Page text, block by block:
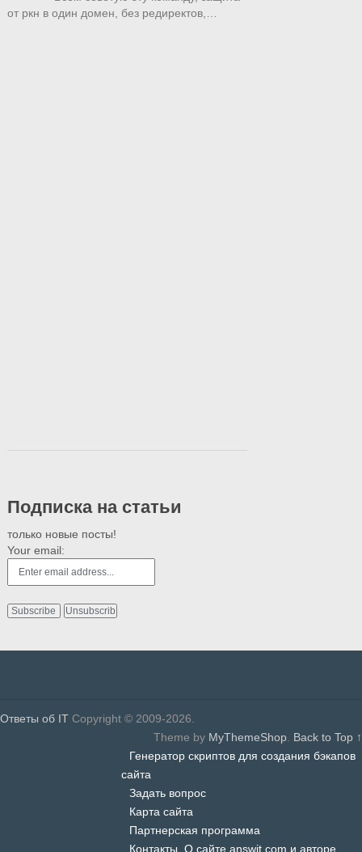
от ркн в один домен, без редиректов,…
Подписка на статьи
только новые посты!
Your email:
Ответы об IT Copyright © 2009-2026.
Theme by MyThemeShop Back to Top ↑
Генератор скриптов для создания бэкапов
сайта
Задать вопрос
Карта сайта
Партнерская программа
Контакты. О сайте answit.com и авторе